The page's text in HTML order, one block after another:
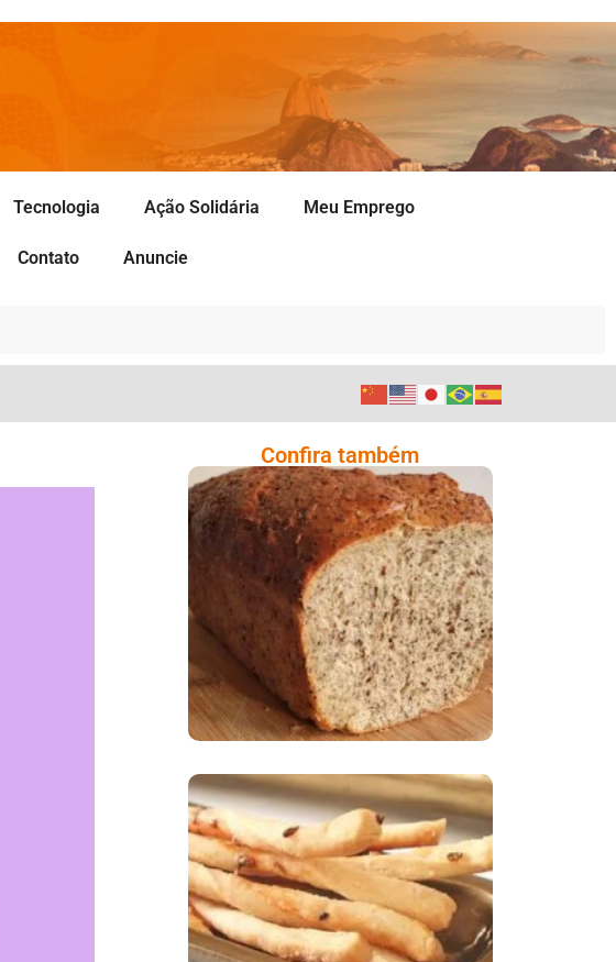
Tecnologia Ação Solidária Meu Emprego
Contato Anuncie
Confira também
Comer Bem: Pão Low
Carb
Comer Bem:
Palitinhos De Cebola
E Salsa